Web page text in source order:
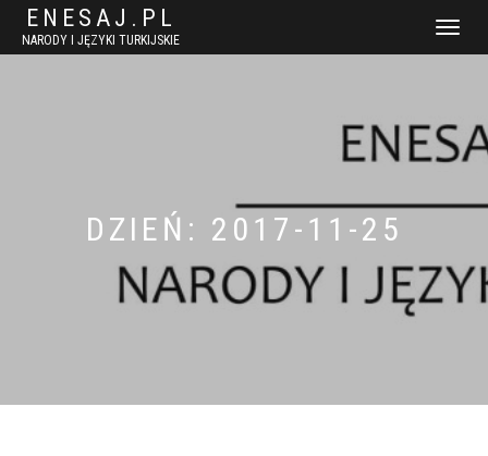
ENESAJ.PL
NARODY I JĘZYKI TURKIJSKIE
WŁĄCZ
DZIEŃ: 2017-11-25